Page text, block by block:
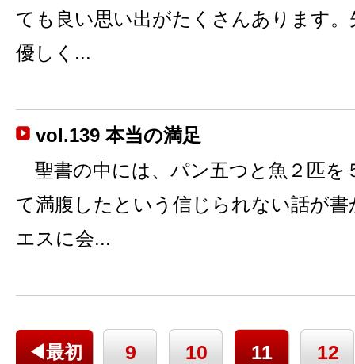
ても良い思い出がたくさんあります
優しく...
vol.139 本当の満足
聖書の中には、パン五つと魚２匹を
て満腹したという信じられない話が
エスに会...
◀最初 9 10 11 12